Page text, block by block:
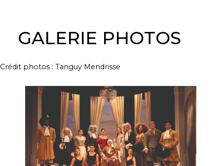
GALERIE PHOTOS
Crédit photos : Tanguy Mendrisse